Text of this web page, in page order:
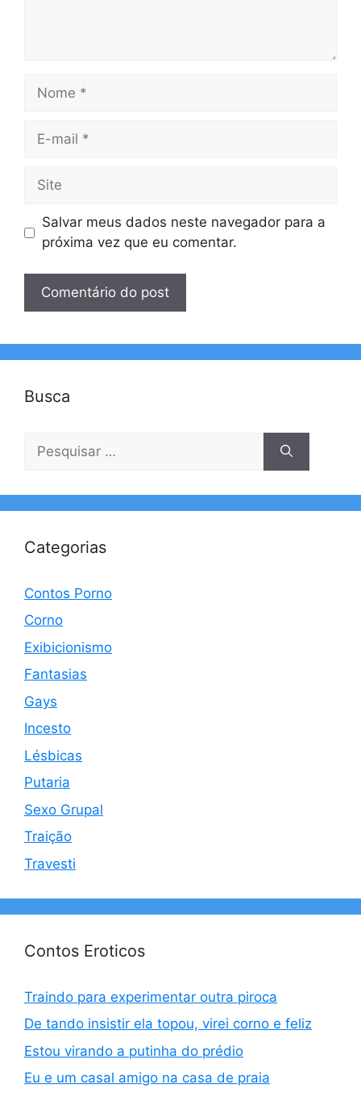
Nome
Site
Salvar meus dados neste navegador para a
próxima vez que eu comentar.
Busca
por:
Categorias
Contos Porno
Corno
Exibicionismo
Fantasias
Gays
Incesto
Lésbicas
Putaria
Sexo Grupal
Traição
Travesti
Contos Eroticos
Traindo para experimentar outra piroca
De tando insistir ela topou, virei corno e feliz
Estou virando a putinha do prédio
Eu e um casal amigo na casa de praia